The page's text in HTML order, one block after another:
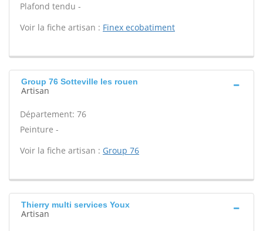
Plafond tendu -
Voir la fiche artisan : Finex ecobatiment
Group 76 Sotteville les rouen
Artisan
Département: 76
Peinture -
Voir la fiche artisan : Group 76
Thierry multi services Youx
Artisan